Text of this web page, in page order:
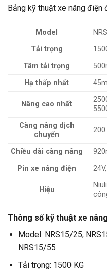
Bảng kỹ thuật xe nâng điện
Model
NRS
Tải trọng
Tâm tải trọng
Hạ thấp nhất
Nâng cao nhất
Càng nâng dịch
chuyển
Chiều dài càng nâng
Pin xe nâng điện
Hiệu
Thông số kỹ thuật xe
Model: NRS15/25;
NRS15/55
Tải trọng: 1500 KG